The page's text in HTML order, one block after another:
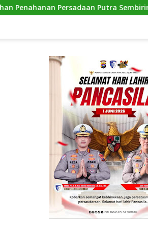
Putra Sembiring Disetujui!